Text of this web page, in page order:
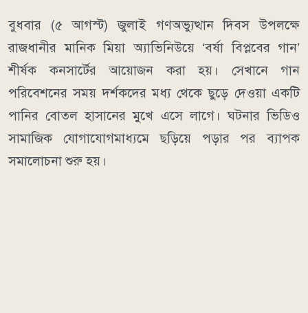
বুধবার (৫ আগস্ট) জুলাই গণঅভ্যুত্থান দিবস উপলক্ষে
রাজধানীর মানিক মিয়া অ্যাভিনিউয়ে ‘বর্ষা বিপ্লবের গান’
শীর্ষক কনসার্টের আয়োজন করা হয়। সেখানে গান
পরিবেশনের সময় দর্শকদের মধ্য থেকে ছুড়ে দেওয়া একটি
পানির বোতল হাসানের মুখে এসে লাগে। ঘটনার ভিডিও
সামাজিক যোগাযোগমাধ্যমে ছড়িয়ে পড়ার পর ব্যাপক
সমালোচনা শুরু হয়।